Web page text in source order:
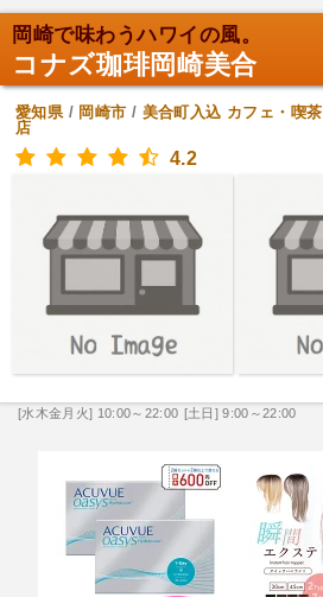
岡崎で味わうハワイの風。
コナズ珈琲岡崎美合
愛知県/ 岡崎市 / 美合町入込 カフェ・喫茶
店
4.2
[水木金月火] 10:00～22:00 [土日] 9:00～22:00